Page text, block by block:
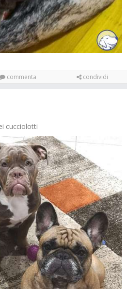
commenta condividi
cucciolotti